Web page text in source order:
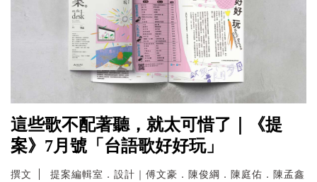
這些歌不配著聽，就太可惜了｜《提
案》7月號「台語歌好好玩」
撰文 提案編輯室．設計｜傅文豪．陳俊綱．陳庭佑．陳孟鑫